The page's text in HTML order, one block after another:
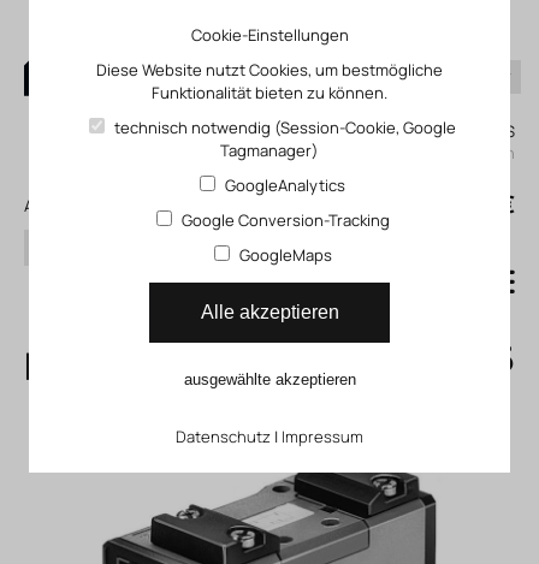
0
Mein KLEFINGHAUS
einloggen
Alle Produkte
Suchen
0,00 €
Normventil ISO 5599-1,
pneumatisch betätigt ISO_55
Cookie-Einstellungen
Diese Website nutzt Cookies, um bestmögliche
Funktionalität bieten zu können.
technisch notwendig (Session-Cookie, Google
Tagmanager)
GoogleAnalytics
Google Conversion-Tracking
GoogleMaps
Alle akzeptieren
ausgewählte akzeptieren
Datenschutz | Impressum